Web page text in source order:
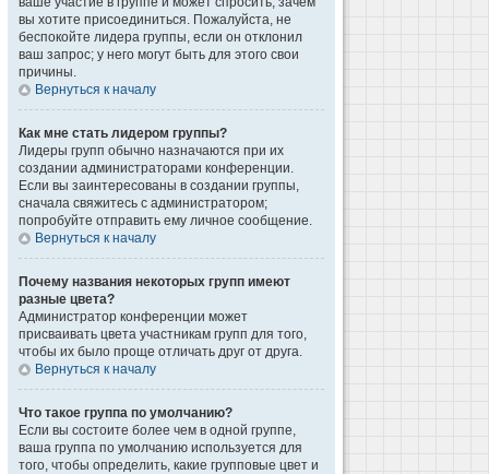
вы хотите присоединиться. Пожалуйста, не
беспокойте лидера группы, если он отклонил
ваш запрос; у него могут быть для этого свои
причины.
Вернуться к началу
Как мне стать лидером группы?
Лидеры групп обычно назначаются при их
создании администраторами конференции.
Если вы заинтересованы в создании группы,
сначала свяжитесь с администратором;
попробуйте отправить ему личное сообщение.
Вернуться к началу
Почему названия некоторых групп имеют
разные цвета?
Администратор конференции может
присваивать цвета участникам групп для того,
чтобы их было проще отличать друг от друга.
Вернуться к началу
Что такое группа по умолчанию?
Если вы состоите более чем в одной группе,
ваша группа по умолчанию используется для
того, чтобы определить, какие групповые цвет и